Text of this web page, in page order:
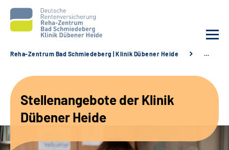
Unsere Angebote
Reha-Zentrum Bad Schmiedeberg | Klinik Dübener Heide …
Stellenangebote der Klinik
Dübener Heide